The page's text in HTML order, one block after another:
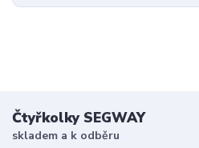
Čtyřkolky SEGWAY
skladem a k odběru